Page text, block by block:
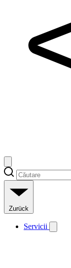
Zurück
Servicii